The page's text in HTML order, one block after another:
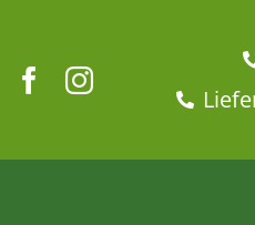
springen